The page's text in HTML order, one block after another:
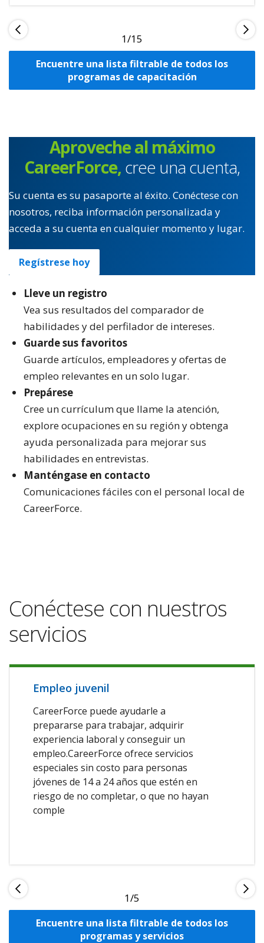
1
Encuentre una lista filtrable de todos los
programas de capacitación
Aproveche al máximo
CareerForce, cree una cuenta,
Su cuenta es su pasaporte al éxito. Conéctese con
nosotros, reciba información personalizada y
acceda a su cuenta en cualquier momento y lugar.
Regístrese hoy
Lleve un registro
Vea sus resultados del comparador de
habilidades y del perfilador de intereses.
Guarde sus favoritos
Guarde artículos, empleadores y ofertas de
empleo relevantes en un solo lugar.
Prepárese
Cree un currículum que llame la atención,
explore ocupaciones en su región y obtenga
ayuda personalizada para mejorar sus
habilidades en entrevistas.
Manténgase en contacto
Comunicaciones fáciles con el personal local de
CareerForce.
Conéctese con nuestros
servicios
Empleo juvenil
CareerForce puede ayudarle a
prepararse para trabajar, adquirir
experiencia laboral y conseguir un
empleo.CareerForce ofrece servicios
especiales sin costo para personas
jóvenes de 14 a 24 años que estén en
riesgo de no completar, o que no hayan
comple
1
Encuentre una lista filtrable de todos los
programas y servicios